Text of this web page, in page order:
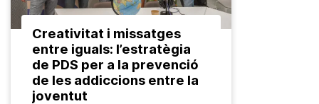
Creativitat i missatges
entre iguals: l’estratègia
de PDS per a la prevenció
de les addiccions entre la
joventut